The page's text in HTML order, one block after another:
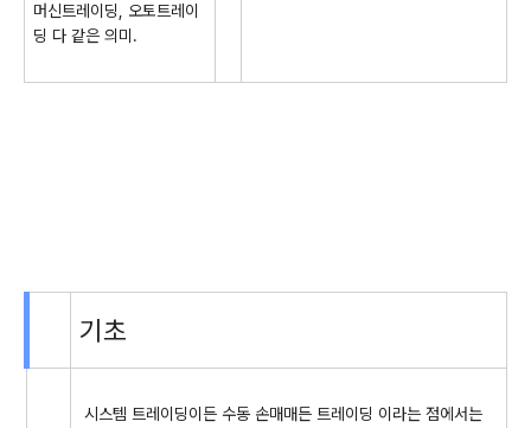
머신트레이딩, 오토트레이
딩 다 같은 의미.
기초
시스템 트레이딩이든 수동 손매매든 트레이딩 이라는 점에서는